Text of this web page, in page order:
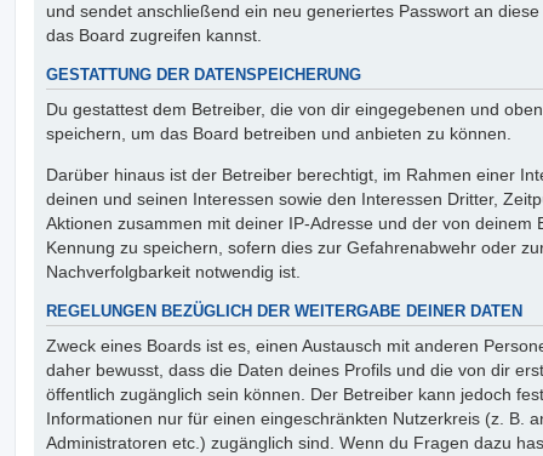
und sendet anschließend ein neu generiertes Passwort an
das Board zugreifen kannst.
GESTATTUNG DER DATENSPEICHERUNG
Du gestattest dem Betreiber, die von dir eingegebenen und
speichern, um das Board betreiben und anbieten zu können.
Darüber hinaus ist der Betreiber berechtigt, im Rahmen einer
deinen und seinen Interessen sowie den Interessen Dritter,
Aktionen zusammen mit deiner IP-Adresse und der von deinem
Kennung zu speichern, sofern dies zur Gefahrenabwehr oder
Nachverfolgbarkeit notwendig ist.
REGELUNGEN BEZÜGLICH DER WEITERGABE DEINER DATEN
Zweck eines Boards ist es, einen Austausch mit anderen
daher bewusst, dass die Daten deines Profils und die von dir
öffentlich zugänglich sein können. Der Betreiber kann jedoch
Informationen nur für einen eingeschränkten Nutzerkreis (z. B.
Administratoren etc.) zugänglich sind. Wenn du Fragen dazu